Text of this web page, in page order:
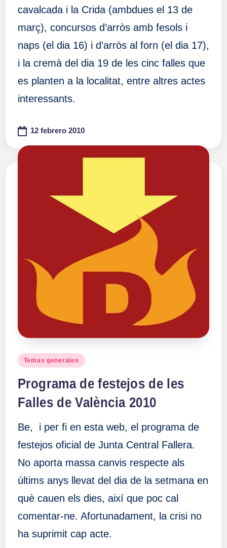
cavalcada i la Crida (ambdues el 13 de
març), concursos d’arròs amb fesols i
naps (el dia 16) i d’arròs al forn (el dia 17),
i la cremà del dia 19 de les cinc falles que
es planten a la localitat, entre altres actes
interessants.
12 febrero 2010
Publicado
Temas generales
Programa de festejos de les
Falles de València 2010
Be, i per fi en esta web, el programa de
festejos oficial de Junta Central Fallera.
No aporta massa canvis respecte als
últims anys llevat del dia de la setmana en
què cauen els dies, així que poc cal
comentar-ne. Afortunadament, la crisi no
ha suprimit cap acte.